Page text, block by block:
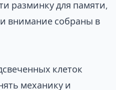
разминку для памяти
и внимание собраны в
клеток
механику и